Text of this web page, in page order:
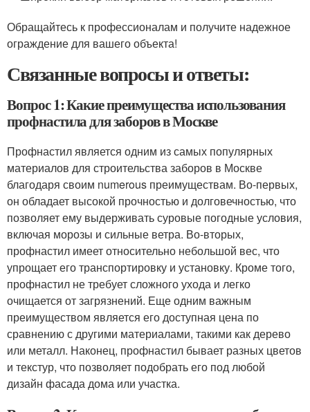
Обращайтесь к профессионалам и получите надежное
ограждение для вашего объекта!
Связанные вопросы и ответы:
Вопрос 1: Какие преимущества использования
профнастила для заборов в Москве
Профнастил является одним из самых популярных
материалов для строительства заборов в Москве
благодаря своим numerous преимуществам. Во-первых,
он обладает высокой прочностью и долговечностью, что
позволяет ему выдерживать суровые погодные условия,
включая морозы и сильные ветра. Во-вторых,
профнастил имеет относительно небольшой вес, что
упрощает его транспортировку и установку. Кроме того,
профнастил не требует сложного ухода и легко
очищается от загрязнений. Еще одним важным
преимуществом является его доступная цена по
сравнению с другими материалами, такими как дерево
или металл. Наконец, профнастил бывает разных цветов
и текстур, что позволяет подобрать его под любой
дизайн фасада дома или участка.